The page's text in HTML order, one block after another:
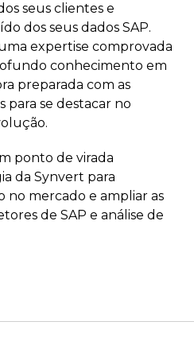
seus clientes e
dos seus dados SAP.
expertise comprovada
conhecimento em
preparada com as
para se destacar no
ponto de virada
da Synvert para
no mercado e ampliar as
de SAP e análise de